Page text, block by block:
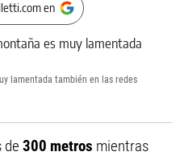
en
lamentada también en las redes
de 300 metros mientras